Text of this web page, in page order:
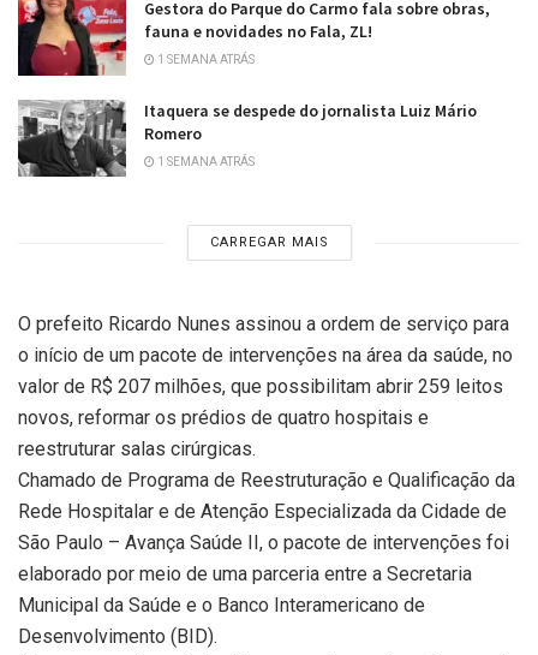
Gestora do Parque do Carmo fala sobre obras,
fauna e novidades no Fala, ZL!
1 SEMANA ATRÁS
Itaquera se despede do jornalista Luiz Mário
Romero
1 SEMANA ATRÁS
CARREGAR MAIS
O prefeito Ricardo Nunes assinou a ordem de serviço para
o início de um pacote de intervenções na área da saúde, no
valor de R$ 207 milhões, que possibilitam abrir 259 leitos
novos, reformar os prédios de quatro hospitais e
reestruturar salas cirúrgicas.
Chamado de Programa de Reestruturação e Qualificação da
Rede Hospitalar e de Atenção Especializada da Cidade de
São Paulo – Avança Saúde II, o pacote de intervenções foi
elaborado por meio de uma parceria entre a Secretaria
Municipal da Saúde e o Banco Interamericano de
Desenvolvimento (BID).